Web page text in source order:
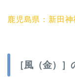
鹿児島県：新田
［風（金）］